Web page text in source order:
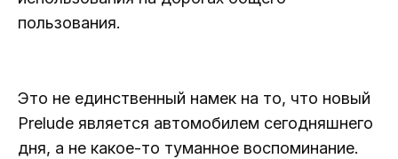
пользования.
Это не единственный намек на то, что новый
Prelude является автомобилем сегодняшнего
дня, а не какое-то туманное воспоминание.